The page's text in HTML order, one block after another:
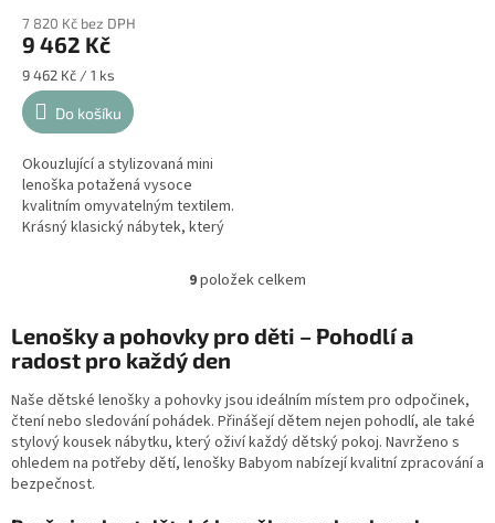
7 820 Kč bez DPH
9 462 Kč
Měrná
cena:
9 462 Kč / 1 ks
Do košíku
Okouzlující a stylizovaná mini
lenoška potažená vysoce
kvalitním omyvatelným textilem.
Krásný klasický nábytek, který
O
l
á
a
c
í
p
9položek celkem
Lenošky a pohovky pro děti – Pohodlí a
radost pro každý den
Naše dětské lenošky a pohovky jsou ideálním místem pro odpočinek,
čtení nebo sledování pohádek. Přinášejí dětem nejen pohodlí, ale také
stylový kousek nábytku, který oživí každý dětský pokoj. Navrženo s
ohledem na potřeby dětí, lenošky Babyom nabízejí kvalitní zpracování a
bezpečnost.